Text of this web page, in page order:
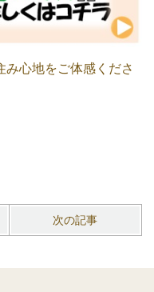
み心地をご体感くださ
次の記事